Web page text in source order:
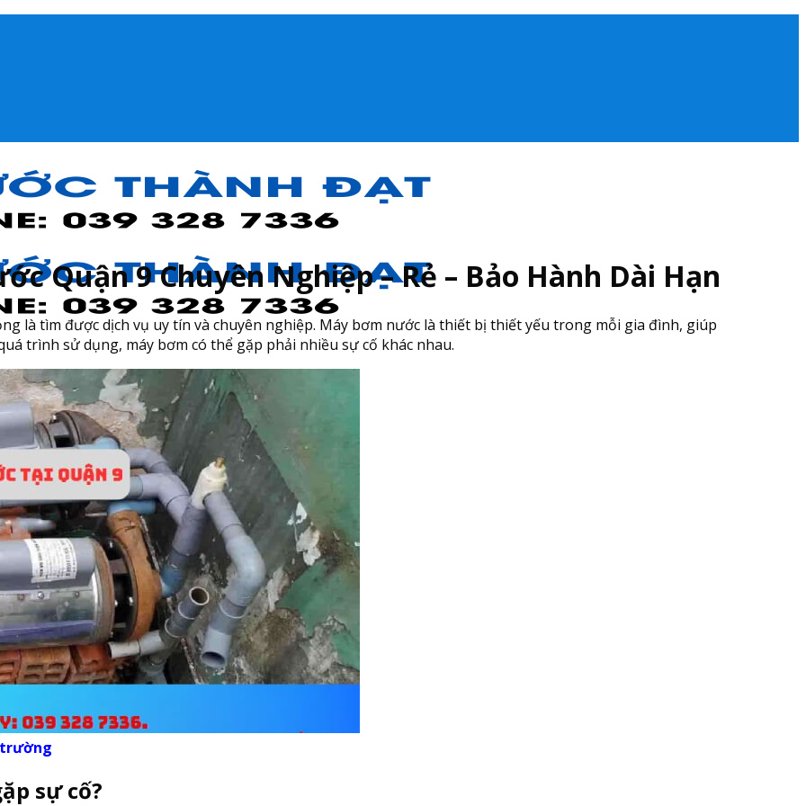
Quận 9 Chuyên Nghiệp – Rẻ – Bảo Hành Dài Hạn
là tìm được dịch vụ uy tín và chuyên nghiệp. Máy bơm nước là thiết bị thiết yếu trong mỗi gia đình, giúp
trình sử dụng, máy bơm có thể gặp phải nhiều sự cố khác nhau.
trường
sự cố?